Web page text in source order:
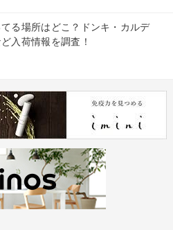
る場所はどこ？ドンキ・カルデ
入荷情報を調査！